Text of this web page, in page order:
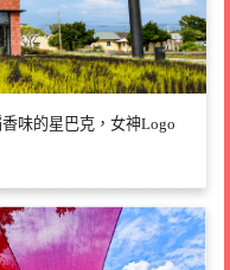
味的星巴克，女神Logo